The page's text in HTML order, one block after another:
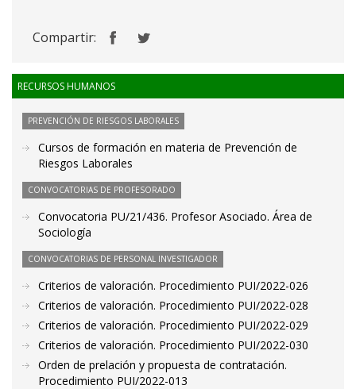
Compartir:
RECURSOS HUMANOS
PREVENCIÓN DE RIESGOS LABORALES
Cursos de formación en materia de Prevención de
Riesgos Laborales
CONVOCATORIAS DE PROFESORADO
Convocatoria PU/21/436. Profesor Asociado. Área de
Sociología
CONVOCATORIAS DE PERSONAL INVESTIGADOR
Criterios de valoración. Procedimiento PUI/2022-026
Criterios de valoración. Procedimiento PUI/2022-028
Criterios de valoración. Procedimiento PUI/2022-029
Criterios de valoración. Procedimiento PUI/2022-030
Orden de prelación y propuesta de contratación.
Procedimiento PUI/2022-013